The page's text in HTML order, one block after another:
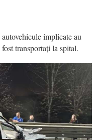
implicate au
transportați la spital.